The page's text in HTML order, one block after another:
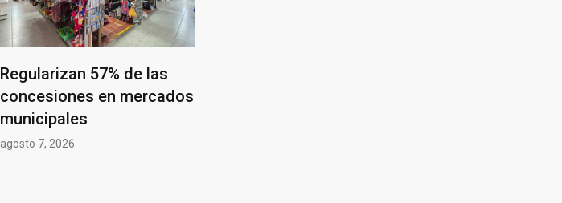
Regularizan 57% de las
concesiones en mercados
municipales
agosto 7, 2026